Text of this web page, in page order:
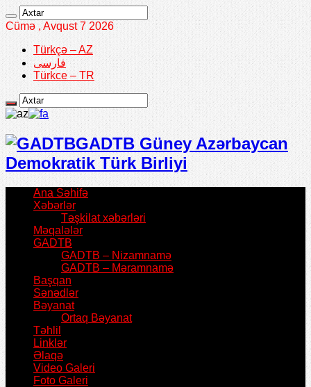
Cümə , Avqust 7 2026
Türkçə – AZ
فارسی
Türkce – TR
GADTB Güney Azərbaycan
Demokratik Türk Birliyi
Ana Səhifə
Xəbərlər
Təşkilat xəbərləri
Məqalələr
GADTB
GADTB – Nizamnamə
GADTB – Məramnamə
Başqan
Sənədlər
Bəyanat
Ortaq Bəyanat
Təhlil
Linklər
Əlaqə
Video Galeri
Foto Galeri